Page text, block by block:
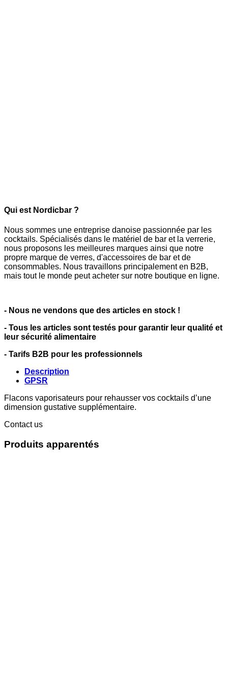
Qui est Nordicbar ?
Nous sommes une entreprise danoise passionnée par les
cocktails. Spécialisés dans le matériel de bar et la verrerie,
nous proposons les meilleures marques ainsi que notre
propre marque de verres, d'accessoires de bar et de
consommables. Nous travaillons principalement en B2B,
mais tout le monde peut acheter sur notre boutique en ligne.
- Nous ne vendons que des articles en stock !
- Tous les articles sont testés pour garantir leur qualité et
leur sécurité alimentaire
- Tarifs B2B pour les professionnels
Description
GPSR
Flacons vaporisateurs pour rehausser vos cocktails d’une
dimension gustative supplémentaire.
Contact us
Produits apparentés